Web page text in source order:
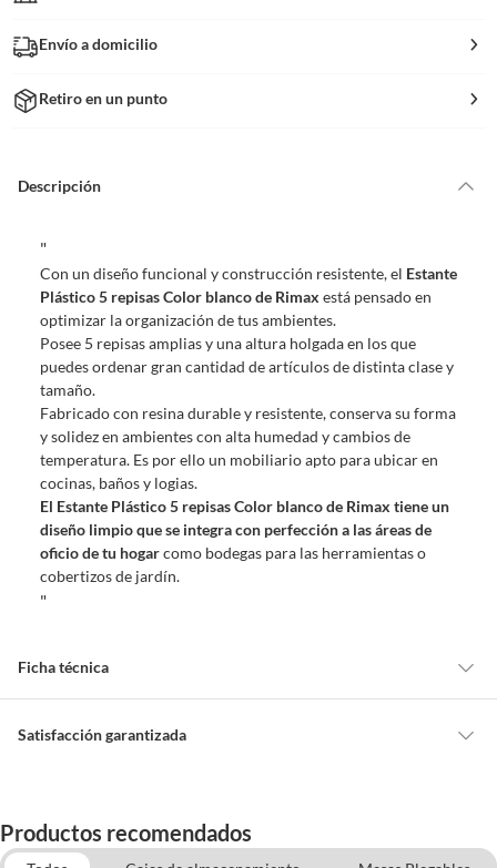
Envío a domicilio
Retiro en un punto
Descripción
"
Con un diseño funcional y construcción resistente, el Estante
Plástico 5 repisas Color blanco de Rimax está pensado en
optimizar la organización de tus ambientes.
Posee 5 repisas amplias y una altura holgada en los que
puedes ordenar gran cantidad de artículos de distinta clase y
tamaño.
Fabricado con resina durable y resistente, conserva su forma
y solidez en ambientes con alta humedad y cambios de
temperatura. Es por ello un mobiliario apto para ubicar en
cocinas, baños y logias.
El Estante Plástico 5 repisas Color blanco de Rimax tiene un
diseño limpio que se integra con perfección a las áreas de
oficio de tu hogarcomo bodegas para las herramientas o
cobertizos de jardín.
"
Ficha técnica
Acabado
Satisfacción garantizada
Todas las compras que realices en Sodimac están sujetas al beneficio de
Satisfacción garantizada. Esto significa que, si no te gustó el producto
Productos recomendados